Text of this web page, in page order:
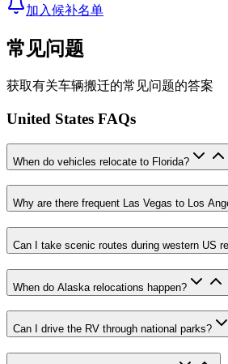
加入候补名单
常见问题
获取有关车辆搬迁的常见问题的答案
United States FAQs
When do vehicles relocate to Florida?
Why are there frequent Las Vegas to Los
Can I take scenic routes during western US
When do Alaska relocations happen?
Can I drive the RV through national parks?